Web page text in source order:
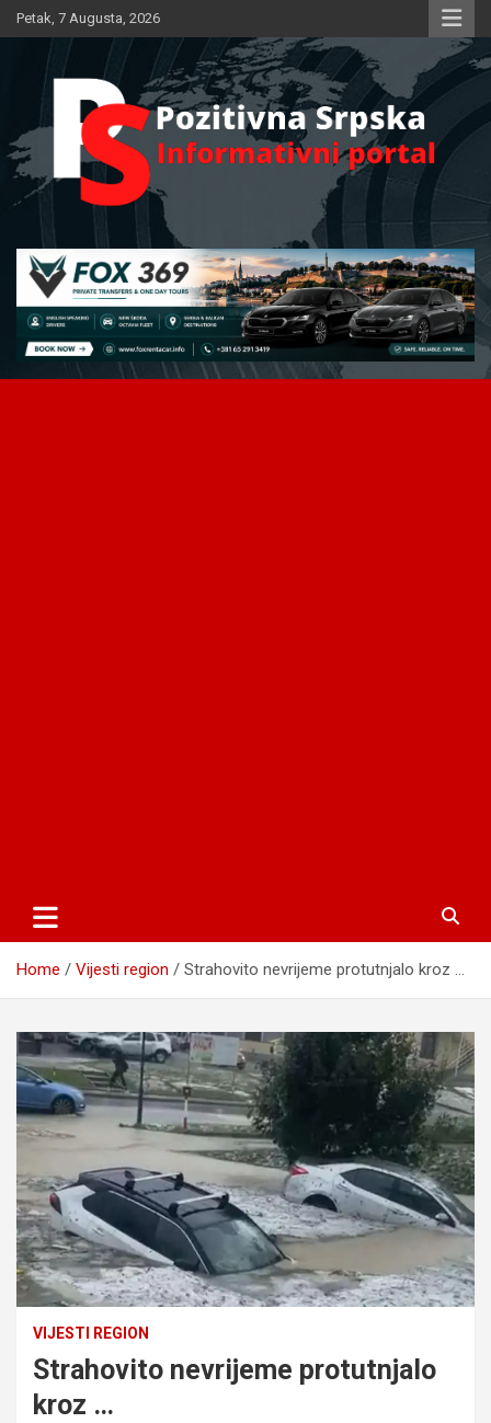
Skip
to
Petak, 7 Augusta, 2026
Pozitivna Srpska
Home Vijesti region Strahovito nevrijeme protutnjalo kroz …
VIJESTI REGION
Strahovito nevrijeme protutnjalo
kroz …